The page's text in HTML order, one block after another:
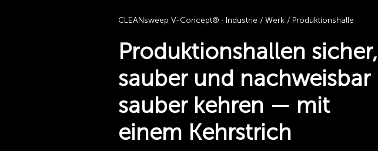
CLEANsweep V-Concept® · Industrie / Werk / Produktionshalle
Produktionshallen sicher,
sauber und nachweisbar
sauber kehren — mit
einem Kehrstrich